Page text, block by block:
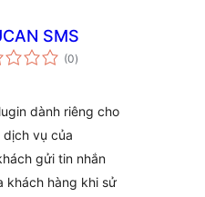
SMS
(0total
ratings
)
dành riêng cho
vụ của
gửi tin nhắn
khách hàng khi sử